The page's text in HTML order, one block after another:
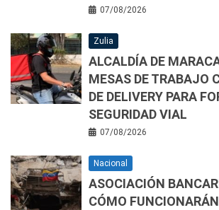
07/08/2026
Zulia
ALCALDÍA DE
MESAS DE TRABAJO
DE DELIVERY PARA
SEGURIDAD VIAL
07/08/2026
Nacional
ASOCIACIÓN
CÓMO